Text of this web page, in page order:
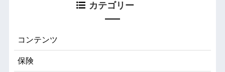
カテゴリー
コンテンツ
保険